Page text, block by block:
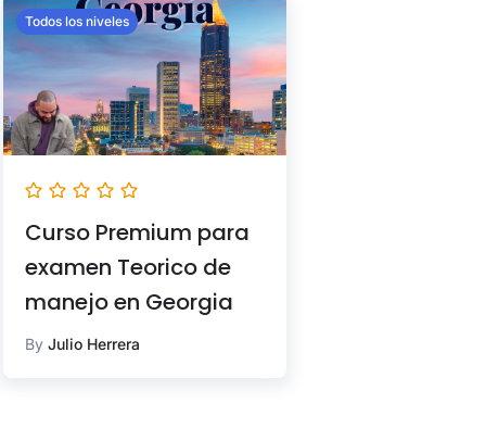
Todos los niveles
Curso Premium para
examen Teorico de
manejo en Georgia
By Julio Herrera